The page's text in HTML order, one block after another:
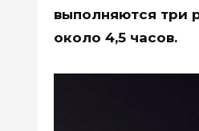
выполняются три
около 4,5 часов.